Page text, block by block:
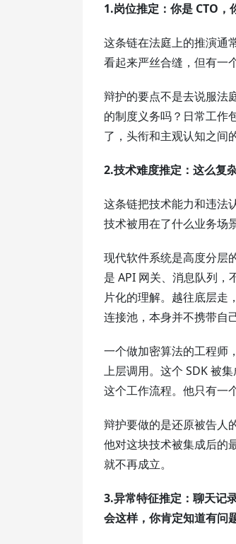
1.岗位推定：你是 CTO，
这条链在法庭上的推演
看起来严丝合缝，但有一
辩护的要点不是去说服法
的制度义务吗？日常工作
了，头衔和主观认知之间
2.技术难度推定：这么复
这条链把技术能力和违法
技术被用在了什么业务场
现代软件系统是高度分层
是 API 网关、消息队列，
片化的理解。越往底层
连接池，本身并不携带自
一个做加密算法的工程师
上层调用。这个 SDK 被
这个工作流程。他只有一
辩护要做的是还原被告人
他对这块技术被集成后的
就不再成立。
3.异常特征推定：聊天记
会这样，你肯定知道有问题